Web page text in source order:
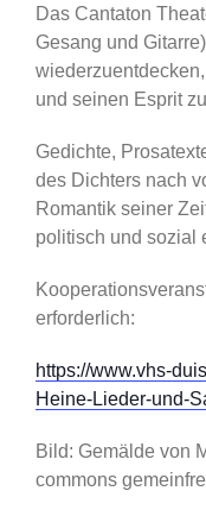
Das Cantaton
Gesang und
und seinen Esprit
Gedichte,
des Dichters nach
Romantik seiner
politisch und sozial
erforderlich:
https://www.vhs-
Heine-Lieder-und-
Bild: Gemälde von
commons